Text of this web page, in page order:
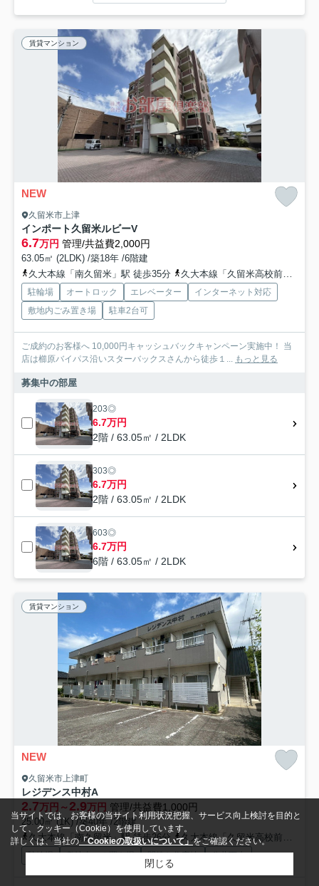
賃貸マンション
NEW
久留米市上津
インポート久留米ルビーV
6.7万円 管理/共益費2,000円
63.05㎡ (2LDK) /築18年 /6階建
久大本線「南久留米」駅 徒歩35分
久大本線「久留米高校前」駅 徒歩36分
駐輪場 オートロック エレベーター
インターネット対応
敷地内ごみ置き場
駐車2台可
ご成約のお客様へ 10,000円キャッシュバックキャンペーン実施中！ 当
店は櫛原バイパス沿いスターバックスさんから徒歩１...
もっと見る
募集中の部屋
203◎
6.7万円
2階 / 63.05㎡ / 2LDK
303◎
6.7万円
2階 / 63.05㎡ / 2LDK
603◎
6.7万円
6階 / 63.05㎡ / 2LDK
賃貸マンション
NEW
久留米市上津町
レジデンス中村A
2.7万円～ 2.9万円 管理/共益費1,000円
25.00㎡ (1K) /築40年 /2階建
久大本線「南久留米」駅 徒歩26分
久大本線「久留米高校前」駅 徒歩28分
駐輪場 敷地内ごみ置き場 閑静な住宅地 公共下水
当サイトでは、お客様の当サイト利用状況把握、サービス向上検討を目的と
して、クッキー（Cookie）を使用しています。
詳しくは、当社の「Cookieの取扱いについて」をご確認ください。
閉じる